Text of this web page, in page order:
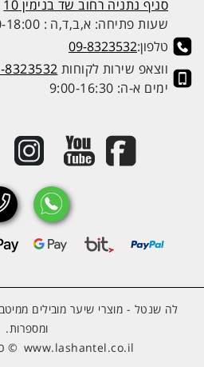
סניף נתניה רחוב שד בנימין 10
שעות פתיחה: א,ב,ד,ה : 9:00-18:00, ג,ו: 9:00-13:00
טלפון:09-8323532
ווצאפ שירות לקוחות 8323532
ימים א-ה: 9:00-16:30
לה שנטל - מוצרי שיער מובילים
ומספרות.
www.lashantel.co.il
©